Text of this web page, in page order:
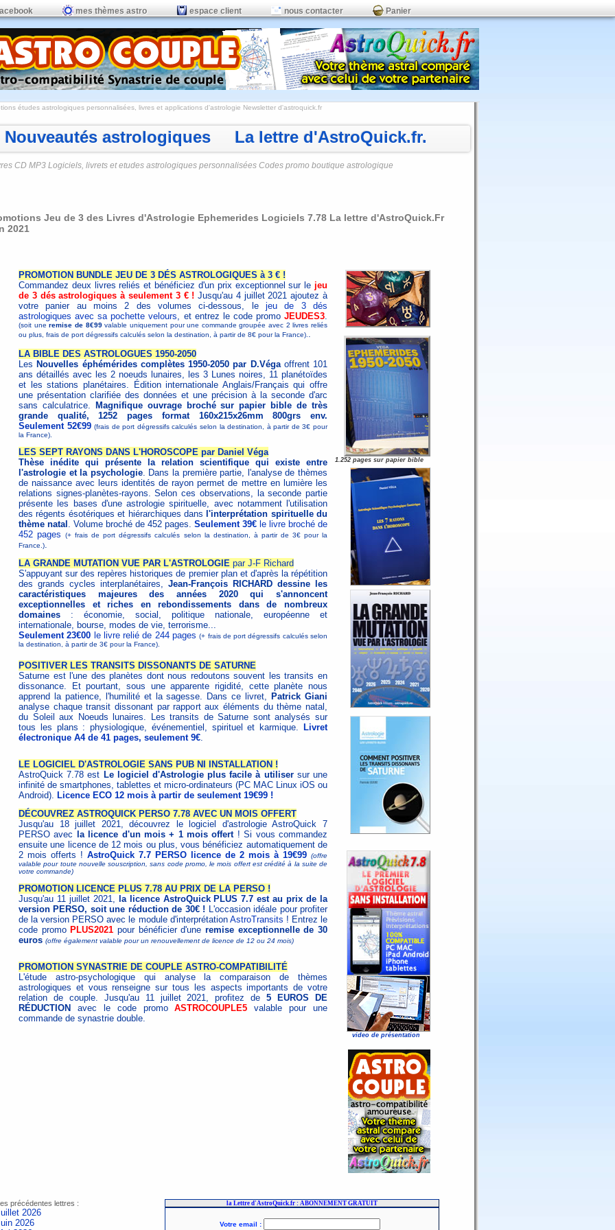
mes thèmes astro espace client nous contacter Panier
études astrologiques personnalisées, livres et applications d'astrologie Newsletter d'astroquick.fr
Nouveautés astrologiques La lettre d'AstroQuick.fr.
CD MP3 Logiciels, livrets et etudes astrologiques personnalisées Codes promo boutique astrologique
Jeu de 3 des Livres d'Astrologie Ephemerides Logiciels 7.78 La lettre d'AstroQuick.Fr
2021
PROMOTION BUNDLE JEU DE 3 DÉS ASTROLOGIQUES à 3 € !
Commandez deux livres reliés et bénéficiez d'un prix exceptionnel sur le jeu
de 3 dés astrologiques à seulement 3 € ! Jusqu'au 4 juillet 2021 ajoutez à
votre panier au moins 2 des volumes ci-dessous, le jeu de 3 dés
astrologiques avec sa pochette velours, et entrez le code promoJEUDES3.
(soit uneremise de 8€99valable uniquement pour une commande groupée avec 2 livres reliés
ou plus, frais de port dégressifs calculés selon la destination, à partir de 8€ pour la France). .
LA BIBLE DES ASTROLOGUES 1950-2050
Les Nouvelles éphémérides complètes 1950-2050 par D.Végaoffrent 101
ans détaillés avec les 2 noeuds lunaires, les 3 Lunes noires, 11 planétoïdes
et les stations planétaires. Édition internationale Anglais/Français qui offre
une présentation clarifiée des données et une précision à la seconde d'arc
sans calculatrice.
Magnifique ouvrage broché sur papier bible de très
grande qualité, 1252 pages format 160x215x26mm 800grs env.
Seulement 52€99(frais de port dégressifs calculés selon la destination, à partir de 3€ pour
la France).
LES SEPT RAYONS DANS L'HOROSCOPE par Daniel Véga
Thèse inédite qui présente la relation scientifique qui existe entre
l'astrologie et la psychologie. Dans la première partie, l'analyse de thèmes
de naissance avec leurs identités de rayon permet de mettre en lumière les
relations signes-planètes-rayons. Selon ces observations, la seconde partie
présente les bases d'une astrologie spirituelle, avec notamment l'utilisation
des régents ésotériques et hiérarchiques dans l'interprétation spirituelle du
thème natal . Volume broché de 452 pages. Seulement 39€ le livre broché de
452 pages
(+ frais de port dégressifs calculés selon la destination, à partir de 3€ pour la
France.).
LA GRANDE MUTATION VUE PAR L'ASTROLOGIE par J-F Richard
S'appuyant sur des repères historiques de premier plan et d'après la répétition
des grands cycles interplanétaires, Jean-François RICHARD dessine les
caractéristiques majeures des années 2020 qui s'annoncent
exceptionnelles et riches en rebondissements dans de nombreux
domaines : économie, social, politique nationale, européenne et
internationale, bourse, modes de vie, terrorisme...
Seulement 23€00 le livre relié de 244 pages (+ frais de port dégressifs calculés selon
la destination, à partir de 3€ pour la France).
POSITIVER LES TRANSITS DISSONANTS DE SATURNE
Saturne est l'une des planètes dont nous redoutons souvent les transits en
dissonance. Et pourtant, sous une apparente rigidité, cette planète nous
apprend la patience, l'humilité et la sagesse. Dans ce livret, Patrick Giani
analyse chaque transit dissonant par rapport aux éléments du thème natal,
du Soleil aux Noeuds lunaires. Les transits de Saturne sont analysés sur
tous les plans : physiologique, événementiel, spirituel et karmique.
Livret
électronique A4 de 41 pages, seulement 9€.
LE LOGICIEL D'ASTROLOGIE SANS PUB NI INSTALLATION !
AstroQuick 7.78 est Le logiciel d'Astrologie plus facile à utilisersur une
infinité de smartphones, tablettes et micro-ordinateurs (PC MAC Linux iOS ou
Android). Licence ECO 12 mois à partir de seulement 19€99 !
DÉCOUVREZ ASTROQUICK PERSO 7.78 AVEC UN MOIS OFFERT
Jusqu'au 18 juillet 2021, découvrez le logiciel d'astrologie AstroQuick 7
PERSO avec
la licence d'un mois + 1 mois offert! Si vous commandez
ensuite une licence de 12 mois ou plus, vous bénéficiez automatiquement de
2 mois offerts ! AstroQuick 7.7 PERSO licence de 2 mois à 19€99 (offre
valable pour toute nouvelle souscription, sans code promo, le mois offert est crédité à la suite de
votre commande)
PROMOTION LICENCE PLUS 7.78 AU PRIX DE LA PERSO !
Jusqu'au 11 juillet 2021,
la licence AstroQuick PLUS 7.7 est au prix de la
version PERSO, soit une réduction de 30€ ! L'occasion idéale pour profiter
de la version PERSO avec le module d'interprétation AstroTransits ! Entrez le
code promo PLUS2021 pour bénéficier d'uneremise exceptionnelle de 30
euros (offre également valable pour un renouvellement de licence de 12 ou 24 mois)
PROMOTION SYNASTRIE DE COUPLE ASTRO-COMPATIBILITÉ
L'étude astro-psychologique qui analyse la comparaison de thèmes
astrologiques et vous renseigne sur tous les aspects importants de votre
relation de couple. Jusqu'au 11 juillet 2021, profitez de5 EUROS DE
RÉDUCTION
avec le code promoASTROCOUPLE5 valable pour une
commande de synastrie double.
1.252 pages sur papier bible
video de présentation
précédentes lettres :
2026
2026